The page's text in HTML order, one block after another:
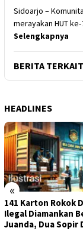
Sidoarjo –
merayakan HUT
Selengkapnya
BERITA TERKAIT
HEADLINES
«
141 Karton Rokok
Ilegal Diamankan
Juanda, Dua Sopir